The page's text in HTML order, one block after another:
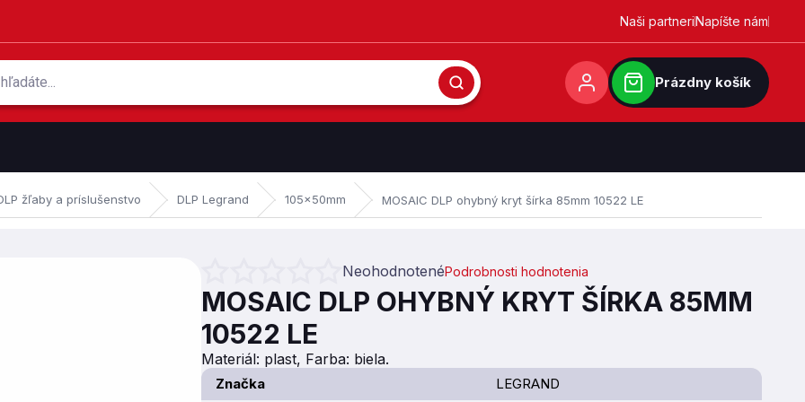
Naši partneriNapíšte nám
Prázdny košík
žľaby a príslušenstvo DLP Legrand 105x50mm MOSAIC DLP ohybný kryt šírka 85mm 10522 LE
Priemerné hodnotenie produktu je 0,0 z 5 hviezdičiek.
NeohodnotenéPodrobnosti hodnotenia
MOSAIC DLP OHYBNÝ KRYT ŠÍRKA 85MM
10522 LE
Materiál: plast, Farba: biela.
Značka
LEGRAND